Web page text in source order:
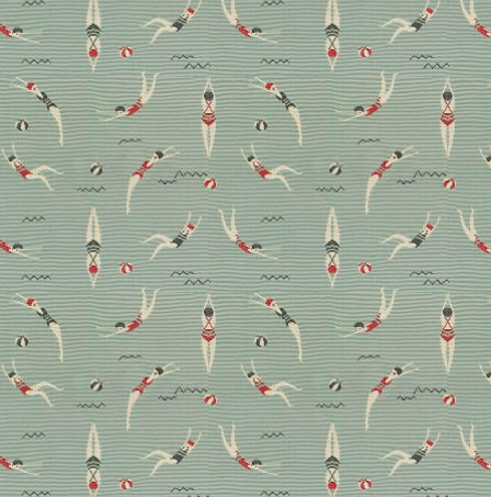
So bringt Constanze
Ladner mit lauten Farben
Ruhe in Räume
Manchmal ist es schon der erste Blick, der alles
entscheidet. So war es auch bei Constanze Ladner, als
sie das alte Pfarrhaus in Mainz zum ersten Mal betrat.
Wie sie den 60er Jahre Bau mit neuem Farbkonzept
und der richtigen Materialwahl ins Heute gebracht
hat, lesen Sie hier.
Design Homestory Wohnen